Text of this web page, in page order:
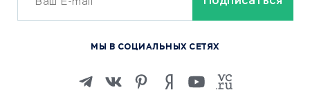
ОБУЧЕНИЕ И РАБОТА
Изучение иностранных
МЫ В СОЦИАЛЬНЫХ СЕТЯХ